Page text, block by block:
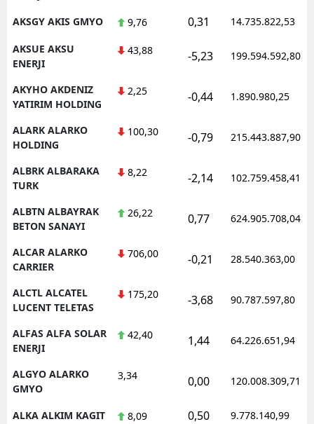
AKSGY AKIS GMYO
9,76 0,31 14.735.822,53
AKSUE AKSU
ENERJI
43,88 -5,23 199.594.592,80
AKYHO AKDENIZ
YATIRIM HOLDING
2,25 -0,44 1.890.980,25
ALARK ALARKO
HOLDING
100,30 -0,79 215.443.887,90
ALBRK ALBARAKA
TURK
8,22 -2,14 102.759.458,41
ALBTN ALBAYRAK
BETON SANAYI
26,22 0,77 624.905.708,04
ALCAR ALARKO
CARRIER
706,00 -0,21 28.540.363,00
ALCTL ALCATEL
LUCENT TELETAS
175,20 -3,68 90.787.597,80
ALFAS ALFA SOLAR
ENERJI
42,40 1,44 64.226.651,94
ALGYO ALARKO
GMYO
3,34 0,00 120.008.309,71
ALKA ALKIM KAGIT 8,09 0,50 9.778.140,99